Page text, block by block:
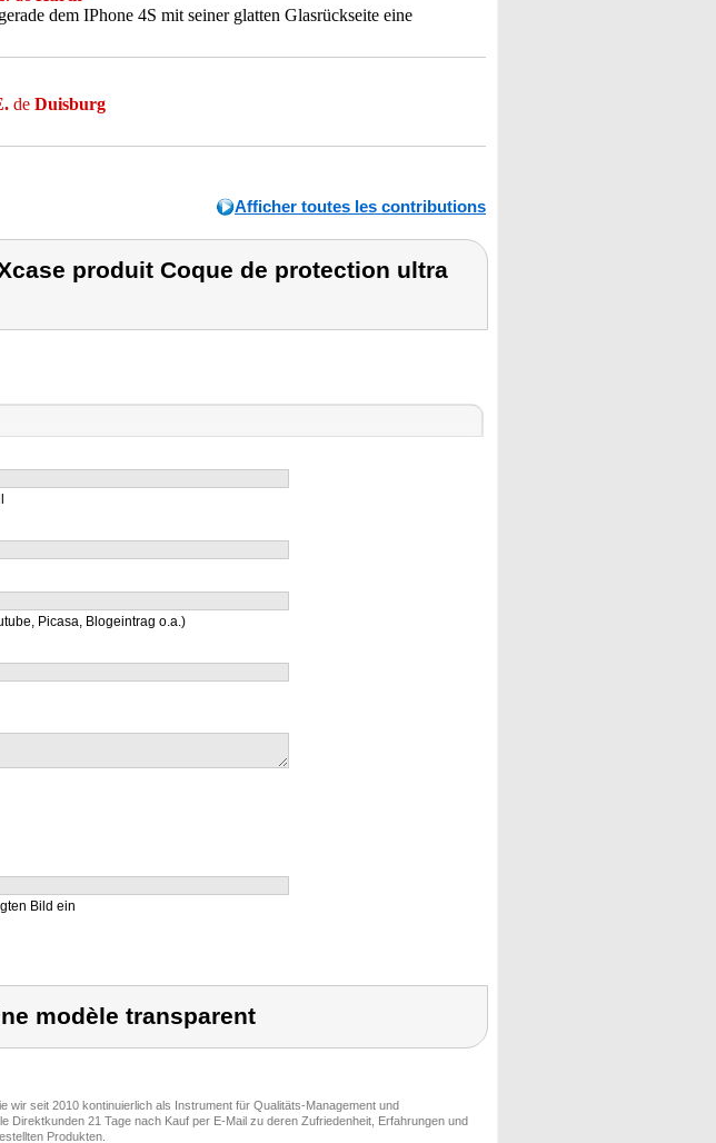
dem IPhone 4S mit seiner glatten Glasrückseite eine
de Duisburg
Afficher toutes les contributions
produit Coque de protection ultra
Picasa, Blogeintrag o.a.)
Bild ein
modèle transparent
wir seit 2010 kontinuierlich als Instrument für Qualitäts-Management und
Direktkunden 21 Tage nach Kauf per E-Mail zu deren Zufriedenheit, Erfahrungen und
Produkten.